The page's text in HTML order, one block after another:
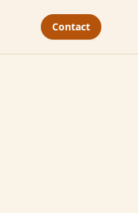
Contact